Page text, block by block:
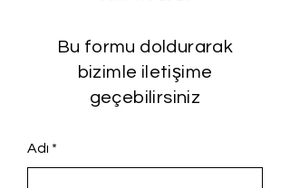
Bu formu doldurarak
bizimle iletişime
geçebilirsiniz
Adı